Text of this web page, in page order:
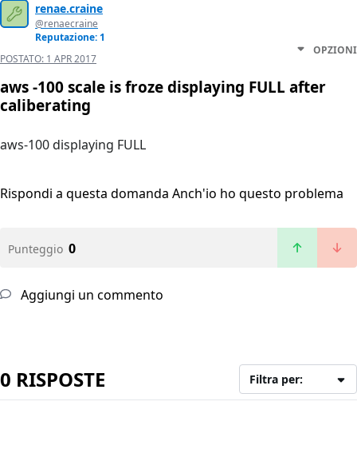
renae.craine
@renaecraine
Reputazione: 1
POSTATO: 1 APR 2017
OPZIONI
aws -100 scale is froze displaying FULL after
caliberating
aws-100 displaying FULL
Rispondi a questa domanda Anch'io ho questo problema
Punteggio 0
Aggiungi un commento
0 RISPOSTE Filtra per: